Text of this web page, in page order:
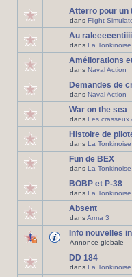
Atterro pour un
dans Flight
Au
dans La Tonkinoise
Améliorations
dans Naval Action
Demandes de
dans Naval Action
War on the sea
dans Les crasseux
Histoire de
dans La Tonkinoise
Fun de BEX
dans La Tonkinoise
BOBP et P-38
dans La Tonkinoise
Absent
dansArma 3
Info nouvelles
Annonce globale
DD 184
dans La Tonkinoise